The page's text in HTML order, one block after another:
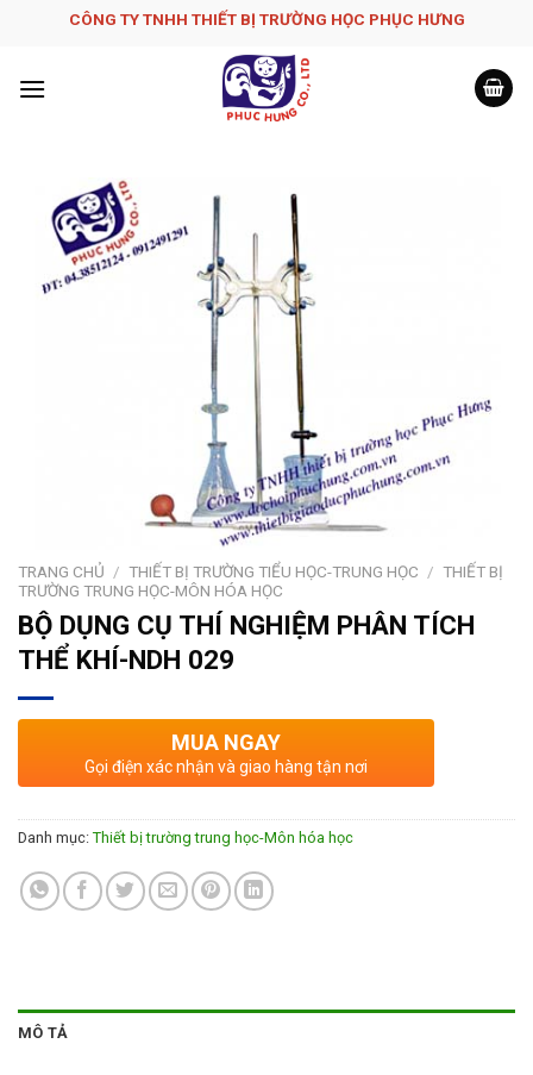
CÔNG TY TNHH THIẾT BỊ TRƯỜNG HỌC PHỤC H­ƯNG
TRANG CHỦ / THIẾT BỊ TRƯỜNG TIỂU HỌC-TRUNG HỌC / THIẾT BỊ
TRƯỜNG TRUNG HỌC-MÔN HÓA HỌC
BỘ DỤNG CỤ THÍ NGHIỆM PHÂN TÍCH
THỂ KHÍ-NDH 029
MUA NGAY
Gọi điện xác nhận và giao hàng tận nơi
Danh mục: Thiết bị trường trung học-Môn hóa học
MÔ TẢ